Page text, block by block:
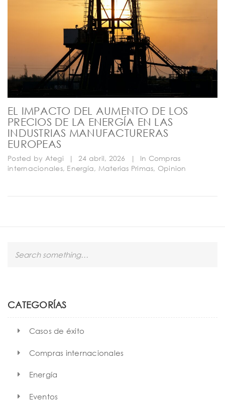
EL IMPACTO DEL AUMENTO DE LOS
PRECIOS DE LA ENERGÍA EN LAS
INDUSTRIAS MANUFACTURERAS
EUROPEAS
Posted by Ategi | 24 abril, 2026 | In Compras
internacionales, Energía, Materias Primas, Opinion
h
CATEGORÍAS
Casos de éxito
Compras internacionales
Energía
Eventos